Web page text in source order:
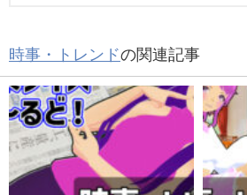
時事・トレンドの関連記事